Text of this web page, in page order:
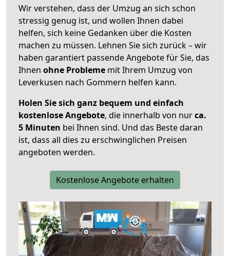
Wir verstehen, dass der Umzug an sich schon
stressig genug ist, und wollen Ihnen dabei
helfen, sich keine Gedanken über die Kosten
machen zu müssen. Lehnen Sie sich zurück – wir
haben garantiert passende Angebote für Sie, das
Ihnen ohne Probleme mit Ihrem Umzug von
Leverkusen nach Gommern helfen kann.
Holen Sie sich ganz bequem und einfach
kostenlose Angebote, die innerhalb von nurca.
5 Minuten bei Ihnen sind. Und das Beste daran
ist, dass all dies zu erschwinglichen Preisen
angeboten werden.
Kostenlose Angebote erhalten